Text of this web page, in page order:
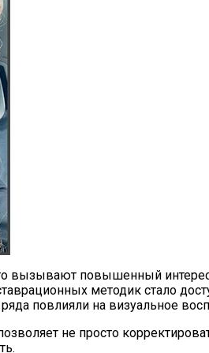
вызывают повышенный
методик стало
повлияли на визуальное
не просто